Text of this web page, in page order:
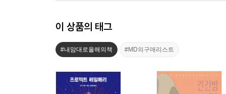
이 상품의 태그
#내맘대로올해의책 #MD의구매리스트